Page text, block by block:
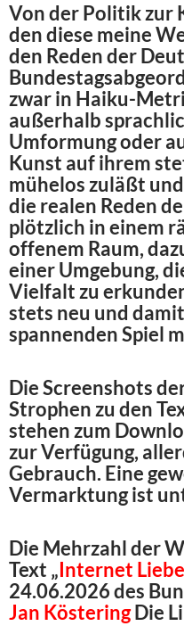
Von der Politik zur
den diese meine
den Reden der
zwar in Haiku-
außerhalb
Umformung oder
Kunst auf ihrem
mühelos zuläßt
die realen Reden
plötzlich in einem
offenem Raum,
einer Umgebung,
Vielfalt zu
stets neu und
spannenden Spiel
Die Screenshots
Strophen zu den
stehen zum
zur Verfügung,
Gebrauch. Eine
Vermarktung ist
Die Mehrzahl der
Text „Internet Liebe
24.06.2026 des
Jan KösteringDie